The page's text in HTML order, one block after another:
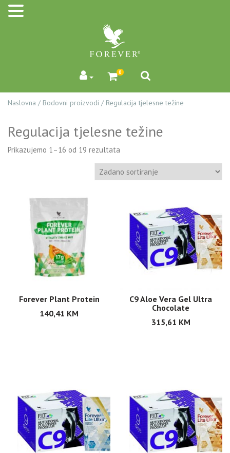
0
Naslovna / Bodovni proizvodi / Regulacija tjelesne težine
Regulacija tjelesne težine
Prikazujemo 1–16 od 19 rezultata
Forever Plant Protein
140,41 KM
C9 Aloe Vera Gel Ultra
Chocolate
315,61 KM